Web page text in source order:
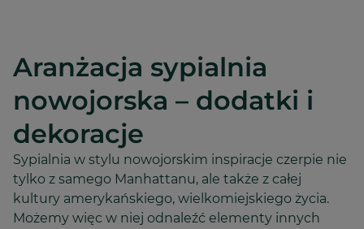
Aranżacja sypialnia
nowojorska – dodatki i
dekoracje
Sypialnia w stylu nowojorskim inspiracje czerpie nie
tylko z samego Manhattanu, ale także z całej
kultury amerykańskiego, wielkomiejskiego życia.
Możemy więc w niej odnaleźć elementy innych